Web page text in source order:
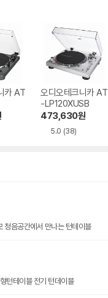
카 AT
오디오테크니카 AT
-LP120XUSB
473,630원
5.0 (38)
청음공간에서 만나는 턴테이블
턴테이블 전기 턴데이블